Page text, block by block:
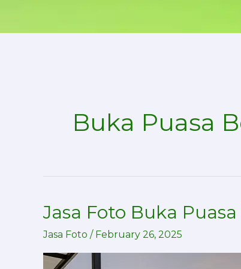
Buka Puasa
Jasa Foto Buka
Jasa Foto / February 26, 2025
Jasa
Puasa